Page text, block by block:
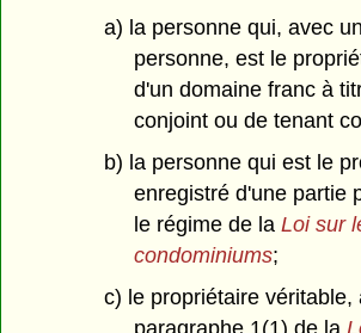
a) la personne qui, avec
personne, est le
d'un domaine franc à
conjoint ou de tenant
b) la personne qui est le
enregistré d'une partie
le régime de la Loi sur
condominiums;
c) le propriétaire véritable,
paragraphe 1(1) de la